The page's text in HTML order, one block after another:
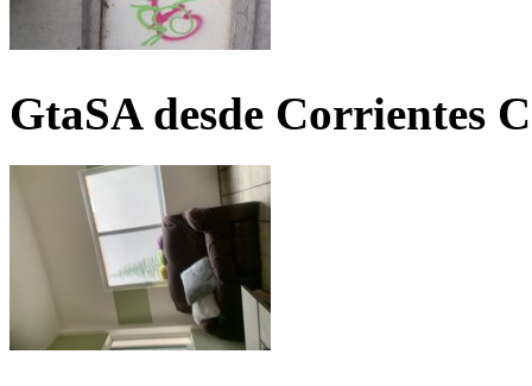
GtaSA desde Corrientes